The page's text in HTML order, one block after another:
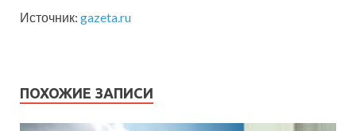
Источник: gazeta.ru
ПОХОЖИЕ ЗАПИСИ